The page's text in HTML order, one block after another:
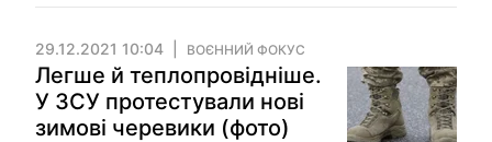
29.12.2021 10:04 ВОЄННИЙ ФОКУС
Легше й теплопровідніше.
У ЗСУ протестували нові
зимові черевики (фото)